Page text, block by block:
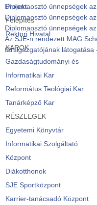
Projekt
Felépítés
Rektori Hivatal
KAROK
Gazdaságtudományi és
Informatikai Kar
Református Teológiai Kar
Tanárképző Kar
RÉSZLEGEK
Egyetemi Könyvtár
Informatikai Szolgáltató
Központ
Diákotthonok
SJE Sportközpont
Karrier-tanácsadó Központ
Diplomaosztó ünnepségek
Diplomaosztó ünnepségek
Diplomaosztó ünnepségek
Az SJE-n rendezett MAG
társigazgatójának látogatása